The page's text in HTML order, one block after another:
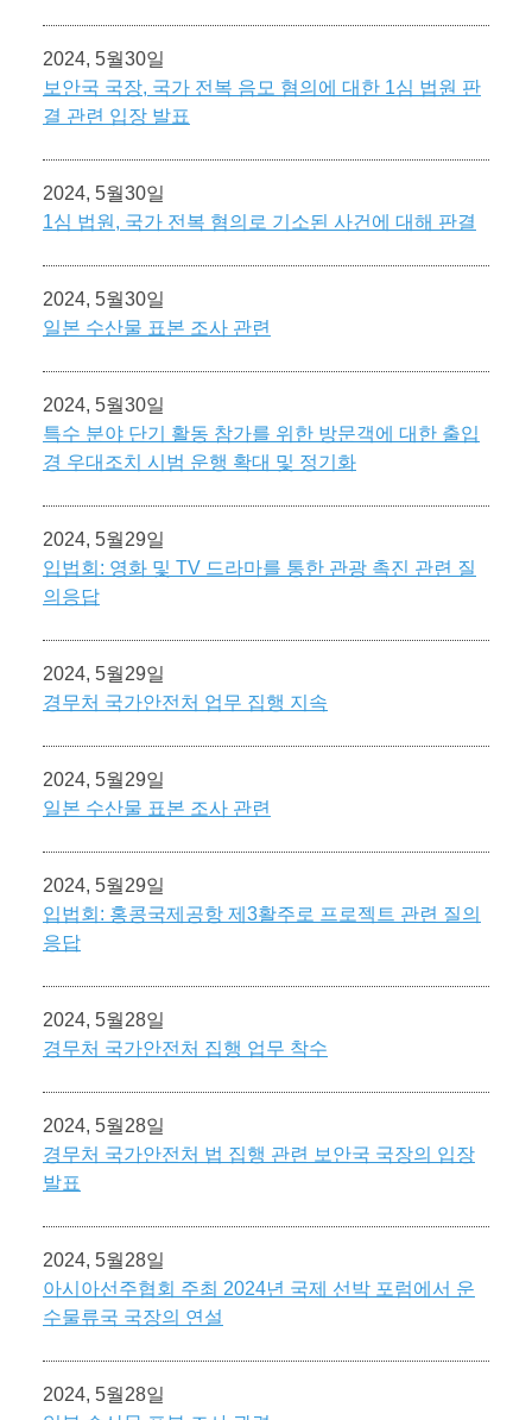
2024, 5월30일
보안국 국장, 국가 전복 음모 혐의에 대한 1심 법원 판
결 관련 입장 발표
2024, 5월30일
1심 법원, 국가 전복 혐의로 기소된 사건에 대해 판결
2024, 5월30일
일본 수산물 표본 조사 관련
2024, 5월30일
특수 분야 단기 활동 참가를 위한 방문객에 대한 출입
경 우대조치 시범 운행 확대 및 정기화
2024, 5월29일
입법회: 영화 및 TV 드라마를 통한 관광 촉진 관련 질
의응답
2024, 5월29일
경무처 국가안전처 업무 집행 지속
2024, 5월29일
일본 수산물 표본 조사 관련
2024, 5월29일
입법회: 홍콩국제공항 제3활주로 프로젝트 관련 질의
응답
2024, 5월28일
경무처 국가안전처 집행 업무 착수
2024, 5월28일
경무처 국가안전처 법 집행 관련 보안국 국장의 입장
발표
2024, 5월28일
아시아선주협회 주최 2024년 국제 선박 포럼에서 운
수물류국 국장의 연설
2024, 5월28일